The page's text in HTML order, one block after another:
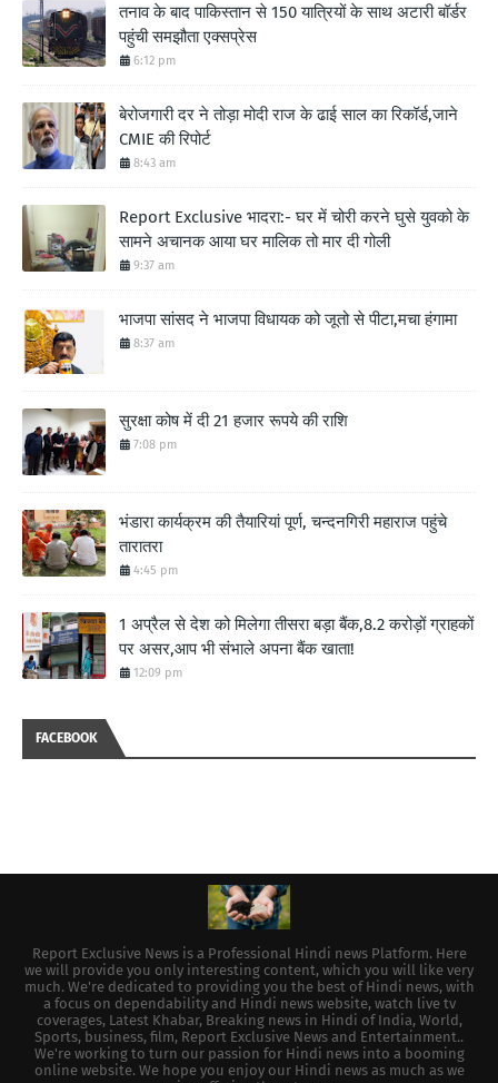
तनाव के बाद पाकिस्तान से 150 यात्रियों के साथ अटारी बॉर्डर
पहुंची समझौता एक्सप्रेस
6:12 pm
बेरोजगारी दर ने तोड़ा मोदी राज के ढाई साल का रिकॉर्ड,जाने
CMIE की रिपोर्ट
8:43 am
Report Exclusive भादरा:- घर में चोरी करने घुसे युवको के
सामने अचानक आया घर मालिक तो मार दी गोली
9:37 am
भाजपा सांसद ने भाजपा विधायक को जूतो से पीटा,मचा हंगामा
8:37 am
सुरक्षा कोष में दी 21 हजार रूपये की राशि
7:08 pm
भंडारा कार्यक्रम की तैयारियां पूर्ण, चन्दनगिरी महाराज पहुंचे
तारातरा
4:45 pm
1 अप्रैल से देश को मिलेगा तीसरा बड़ा बैंक,8.2 करोड़ों ग्राहकों
पर असर,आप भी संभाले अपना बैंक खाता!
12:09 pm
FACEBOOK
Report Exclusive News is a Professional Hindi news Platform. Here
we will provide you only interesting content, which you will like very
much. We're dedicated to providing you the best of Hindi news, with
a focus on dependability and Hindi news website, watch live tv
coverages, Latest Khabar, Breaking news in Hindi of India, World,
Sports, business, film, Report Exclusive News and Entertainment..
We're working to turn our passion for Hindi news into a booming
online website. We hope you enjoy our Hindi news as much as we